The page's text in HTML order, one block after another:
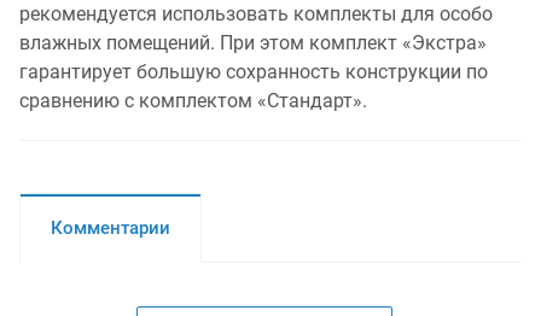
рекомендуется использовать комплекты для особо
влажных помещений. При этом комплект «Экстра»
гарантирует большую сохранность конструкции по
сравнению с комплектом «Стандарт».
Комментарии